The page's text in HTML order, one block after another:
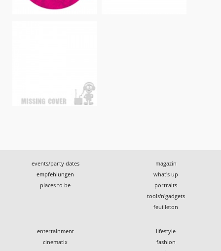
events/party dates
empfehlungen
places to be
magazin
what's up
portraits
tools'n'gadgets
feuilleton
entertainment
cinematix
lifestyle
fashion